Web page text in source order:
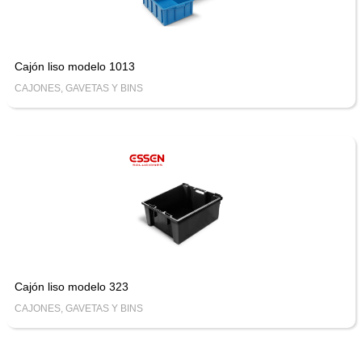
Cajón liso modelo 1013
CAJONES, GAVETAS Y BINS
Cajón liso modelo 323
CAJONES, GAVETAS Y BINS